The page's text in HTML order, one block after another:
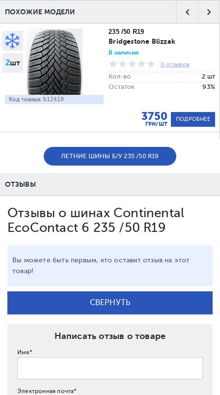
ПОХОЖИЕ МОДЕЛИ
2шт
Код товара: b12419
235 /50 R19
Bridgestone Blizzak
В наличии
0 отзывов
Кол-во
2 шт
Остаток
93%
3750
ГРН/ШТ
ПОДРОБНЕЕ
ЛЕТНИЕ ШИНЫ Б/У 235 /50 R19
ОТЗЫВЫ
Отзывы о шинах Continental
EcoContact 6 235 /50 R19
Вы можете быть первым, кто оставит отзыв на этот
товар!
СВЕРНУТЬ
Написать отзыв о товаре
Имя*
Электронная почта*